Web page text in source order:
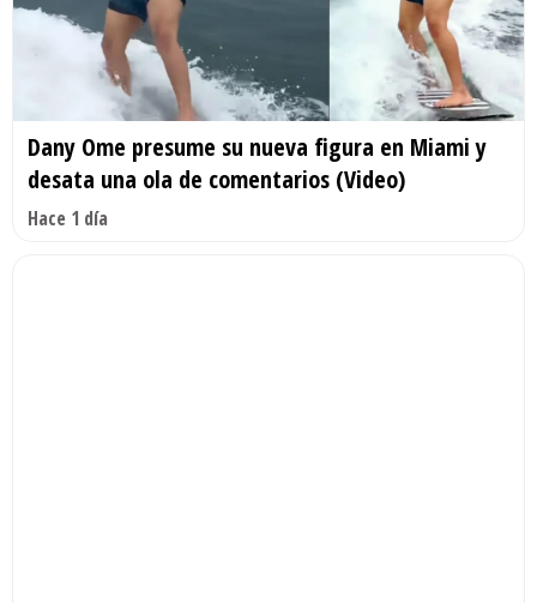
Dany Ome presume su nueva figura en Miami y
desata una ola de comentarios (Video)
Hace 1 día